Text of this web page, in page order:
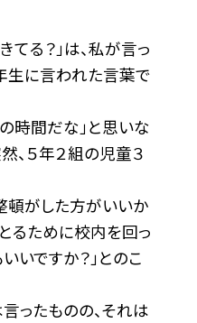
てる？」は、私が言っ
生に言われた言葉で
時間だな」と思いな
、５年２組の児童３
頓がした方がいいか
るために校内を回っ
いですか？」とのこ
言ったものの、それは